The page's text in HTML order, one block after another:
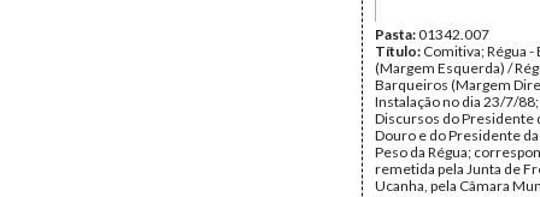
Pasta:01342.007
Título: Comitiva; Régua -
(Margem Esquerda) /
Barqueiros (Margem
Instalação no dia 23/7/
Discursos do Presidente
Douro e do Presidente
Peso da Régua;
remetida pela Junta de
Ucanha, pela Câmara